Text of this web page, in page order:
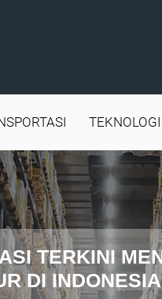
TEKNOLOGI
TERKINI
DI